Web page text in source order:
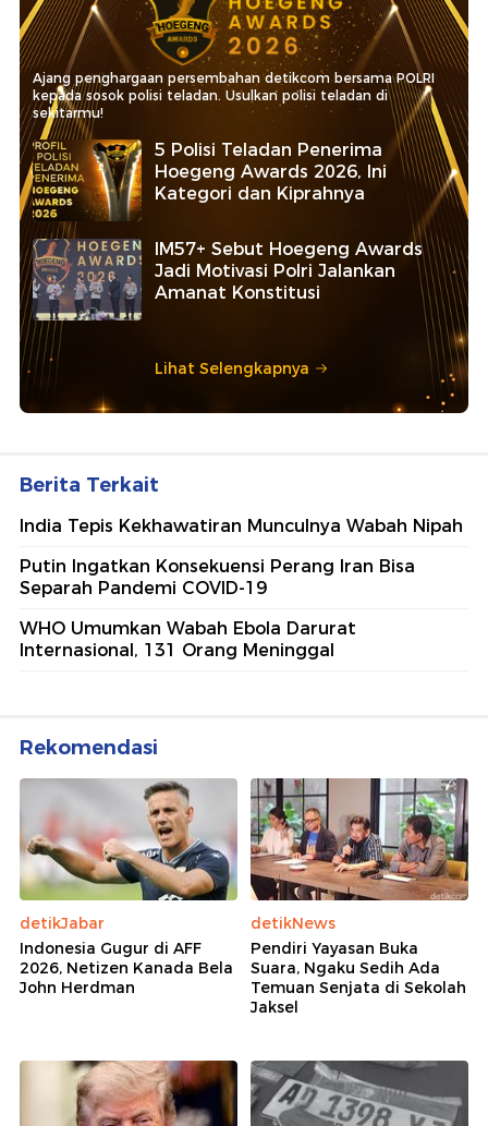
Ajang penghargaan persembahan detikcom bersama POLRI
kepada sosok polisi teladan. Usulkan polisi teladan di
sekitarmu!
5 Polisi Teladan Penerima
Hoegeng Awards 2026, Ini
Kategori dan Kiprahnya
IM57+ Sebut Hoegeng Awards
Jadi Motivasi Polri Jalankan
Amanat Konstitusi
Lihat Selengkapnya
Berita Terkait
India Tepis Kekhawatiran Munculnya Wabah Nipah
Putin Ingatkan Konsekuensi Perang Iran Bisa
Separah Pandemi COVID-19
WHO Umumkan Wabah Ebola Darurat
Internasional, 131 Orang Meninggal
Rekomendasi
detikJabar
Indonesia Gugur di AFF
2026, Netizen Kanada Bela
John Herdman
detikNews
Pendiri Yayasan Buka
Suara, Ngaku Sedih Ada
Temuan Senjata di Sekolah
Jaksel